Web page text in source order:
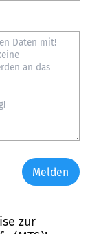
Melden
zur